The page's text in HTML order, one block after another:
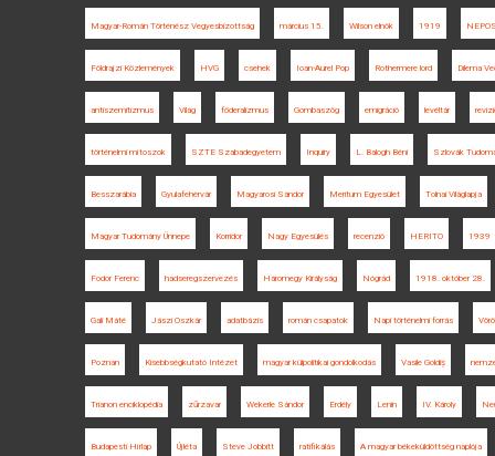
Magyar-Román Történész Vegyesbizottság március 15. Wilson elnök 1919
Földrajzi Közlemények HVG csehek Ioan-Aurel Pop Rothermere lord Dilema
antiszemitizmus Világ föderalizmus Gombaszög emigráció levéltár
történelmi mítoszok SZTE Szabadegyetem Inquiry L. Balogh Béni Szlovák
Besszarábia Gyulafehérvár Magyarosi Sándor Meritum Egyesület Tolnai Világlapja
Magyar Tudomány Ünnepe Korridor Nagy Egyesülés recenzió HERITO 1939
Fodor Ferenc hadseregszervezés Háromegy Királyság Nógrád 1918. október 28.
Gali Máté Jászi Oszkár adatbázis román csapatok Napi történelmi forrás
Poznan Kisebbségkutató Intézet magyar külpolitikai gondolkodás Vasile Goldiș
Trianon enciklopédia zűrzavar Wekerle Sándor Erdély Lenin IV. Károly
Budapesti Hírlap Újléta Steve Jobbitt ratifikálás A magyar békeküldöttség naplója